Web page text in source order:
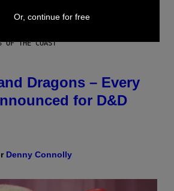
OF THE COAST
Dragons – Every
for D&D
Denny Connolly
Or, continue for free